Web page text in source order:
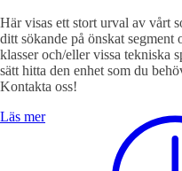
Teknisk support
Offertförfrågan
Här visas ett stort urval av vårt
ditt sökande på önskat
klasser och/eller vissa tekniska
sätt hitta den enhet som du
Kontakta oss!
Läs mer